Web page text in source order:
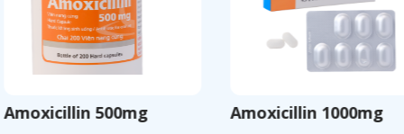
Amoxicillin 500mg Amoxicillin 1000mg